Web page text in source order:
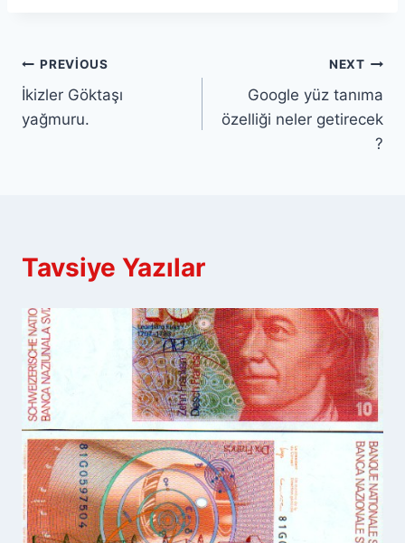
Yazı
gezinmesi
PREVIOUS
İkizler Göktaşı
yağmuru.
NEXT
Google yüz tanıma
özelliği neler getirecek
?
Tavsiye Yazılar